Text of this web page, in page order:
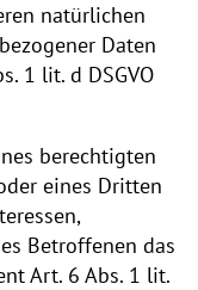
natürlichen
Daten
1 lit. d DSGVO
berechtigten
eines Dritten
Betroffenen das
Art. 6 Abs. 1 lit.